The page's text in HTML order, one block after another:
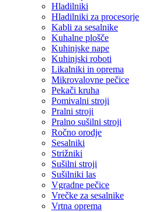
Hladilniki
Hladilniki za procesorje
Kabli za sesalnike
Kuhalne plošče
Kuhinjske nape
Kuhinjski roboti
Likalniki in oprema
Mikrovalovne pečice
Pekači kruha
Pomivalni stroji
Pralni stroji
Pralno sušilni stroji
Ročno orodje
Sesalniki
Strižniki
Sušilni stroji
Sušilniki las
Vgradne pečice
Vrečke za sesalnike
Vrtna oprema